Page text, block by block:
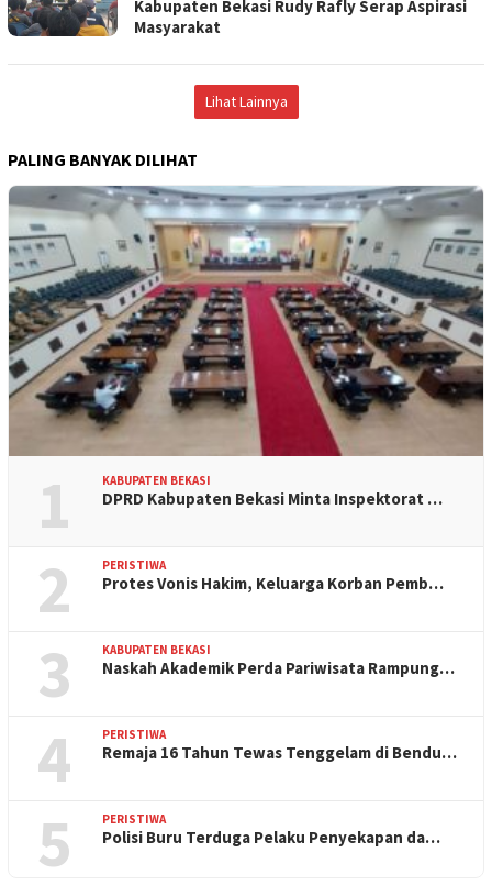
Kabupaten Bekasi Rudy Rafly Serap Aspirasi
Masyarakat
Lihat Lainnya
PALING BANYAK DILIHAT
1 KABUPATEN BEKASI
DPRD Kabupaten Bekasi Minta Inspektorat …
2 PERISTIWA
Protes Vonis Hakim, Keluarga Korban Pemb…
3 KABUPATEN BEKASI
Naskah Akademik Perda Pariwisata Rampung…
4 PERISTIWA
Remaja 16 Tahun Tewas Tenggelam di Bendu…
5 PERISTIWA
Polisi Buru Terduga Pelaku Penyekapan da…